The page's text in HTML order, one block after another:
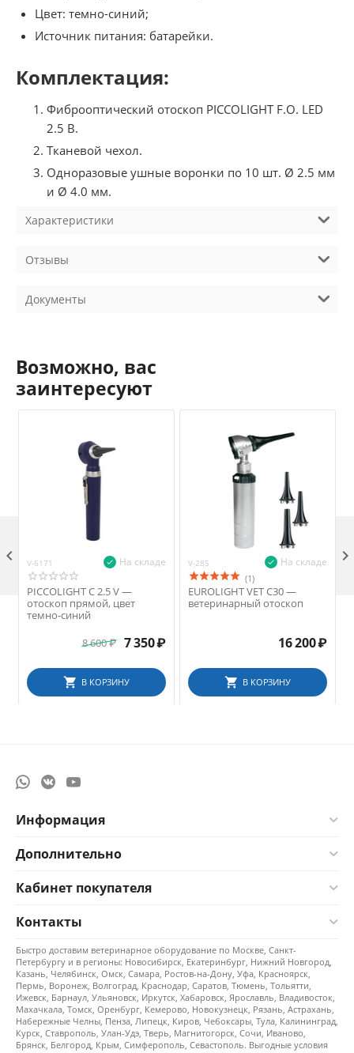
Цвет: темно-синий;
Источник питания: батарейки.
Комплектация:
Фиброоптический отоскоп PICCOLIGHT F.O. LED
2.5 В.
Тканевой чехол.
Одноразовые ушные воронки по 10 шт. Ø 2.5 мм
и Ø 4.0 мм.
Характеристики
Отзывы
Документы
Возможно, вас
заинтересуют
V-6171 На складе
PICCOLIGHT C 2.5 V —
отоскоп прямой, цвет
темно-синий
8 600₽ 7 350₽
В КОРЗИНУ
V-285 На складе
(1)
EUROLIGHT VET C30 —
ветеринарный отоскоп
16 200₽
В КОРЗИНУ
 
Информация
Дополнительно
Кабинет покупателя
Контакты
Быстро доставим ветеринарное оборудование по Москве, Санкт-
Петербургу и в регионы: Новосибирск, Екатеринбург, Нижний Новгород,
Казань, Челябинск, Омск, Самара, Ростов-на-Дону, Уфа, Красноярск,
Пермь, Воронеж, Волгоград, Краснодар, Саратов, Тюмень, Тольятти,
Ижевск, Барнаул, Ульяновск, Иркутск, Хабаровск, Ярославль, Владивосток,
Махачкала, Томск, Оренбург, Кемерово, Новокузнецк, Рязань, Астрахань,
Набережные Челны, Пенза, Липецк, Киров, Чебоксары, Тула, Калининград,
Курск, Ставрополь, Улан-Удэ, Тверь, Магнитогорск, Сочи, Иваново,
Брянск, Белгород, Крым, Симферополь, Севастополь. Выгодные условия